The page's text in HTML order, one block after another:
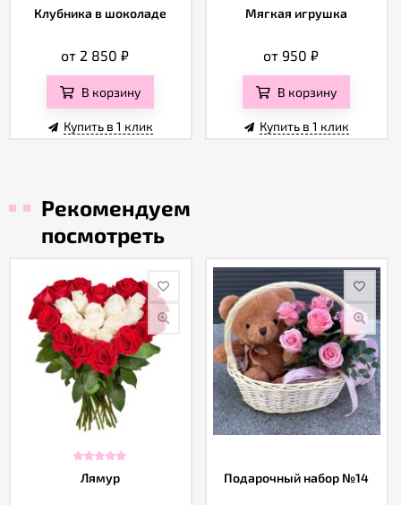
Клубника в шоколаде
от 2 850₽
В корзину
Купить в 1 клик
Мягкая игрушка
от 950₽
В корзину
Купить в 1 клик
Рекомендуем
посмотреть
Лямур Подарочный набор №14